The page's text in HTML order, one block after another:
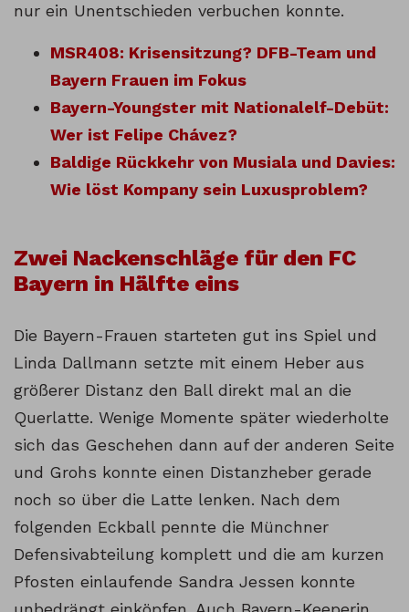
nur ein Unentschieden verbuchen konnte.
MSR408: Krisensitzung? DFB-Team und
Bayern Frauen im Fokus
Bayern-Youngster mit Nationalelf-Debüt:
Wer ist Felipe Chávez?
Baldige Rückkehr von Musiala und Davies:
Wie löst Kompany sein Luxusproblem?
Zwei Nackenschläge für den FC
Bayern in Hälfte eins
Die Bayern-Frauen starteten gut ins Spiel und
Linda Dallmann setzte mit einem Heber aus
größerer Distanz den Ball direkt mal an die
Querlatte. Wenige Momente später wiederholte
sich das Geschehen dann auf der anderen Seite
und Grohs konnte einen Distanzheber gerade
noch so über die Latte lenken. Nach dem
folgenden Eckball pennte die Münchner
Defensivabteilung komplett und die am kurzen
Pfosten einlaufende Sandra Jessen konnte